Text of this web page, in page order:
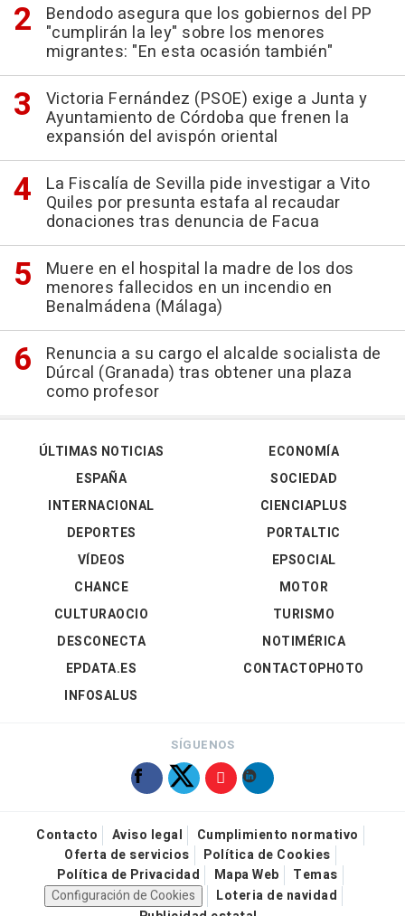
Bendodo asegura que los gobiernos del PP
"cumplirán la ley" sobre los menores
migrantes: "En esta ocasión también"
Victoria Fernández (PSOE) exige a Junta y
Ayuntamiento de Córdoba que frenen la
expansión del avispón oriental
La Fiscalía de Sevilla pide investigar a Vito
Quiles por presunta estafa al recaudar
donaciones tras denuncia de Facua
Muere en el hospital la madre de los dos
menores fallecidos en un incendio en
Benalmádena (Málaga)
Renuncia a su cargo el alcalde socialista de
Dúrcal (Granada) tras obtener una plaza
como profesor
ÚLTIMAS NOTICIAS
ESPAÑA
INTERNACIONAL
DEPORTES
VÍDEOS
ECONOMÍA
SOCIEDAD
CIENCIAPLUS
PORTALTIC
EPSOCIAL
CHANCE
CULTURAOCIO
DESCONECTA
EPDATA.ES
INFOSALUS
MOTOR
TURISMO
NOTIMÉRICA
CONTACTOPHOTO
SÍGUENOS
Contacto Aviso legal
Cumplimiento normativo
Oferta de servicios
Política de Cookies
Política de Privacidad
Mapa Web
Temas
Configuración de Cookies
Loteria de navidad